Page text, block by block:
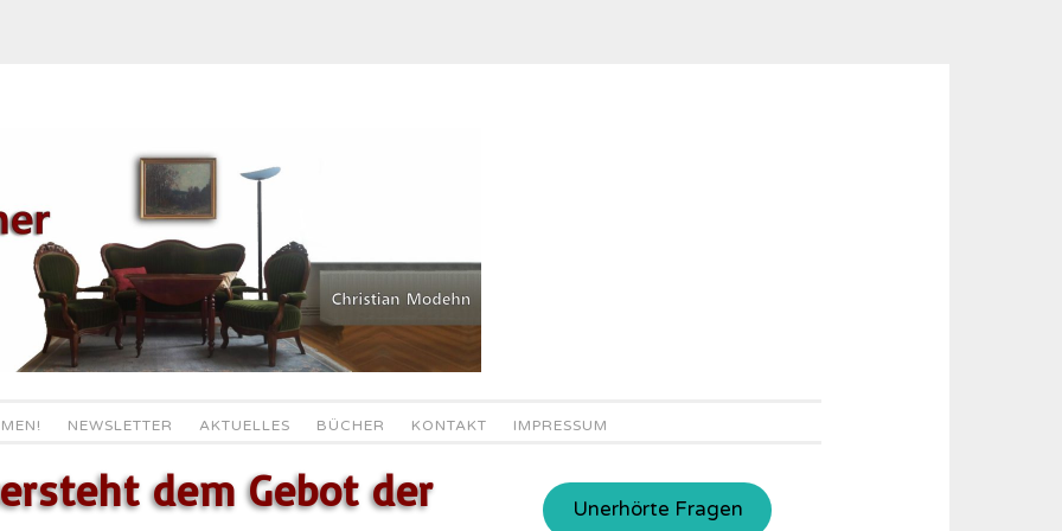
NEWSLETTER AKTUELLES BÜCHER KONTAKT IMPRESSUM
dem Gebot der Unerhörte Fragen